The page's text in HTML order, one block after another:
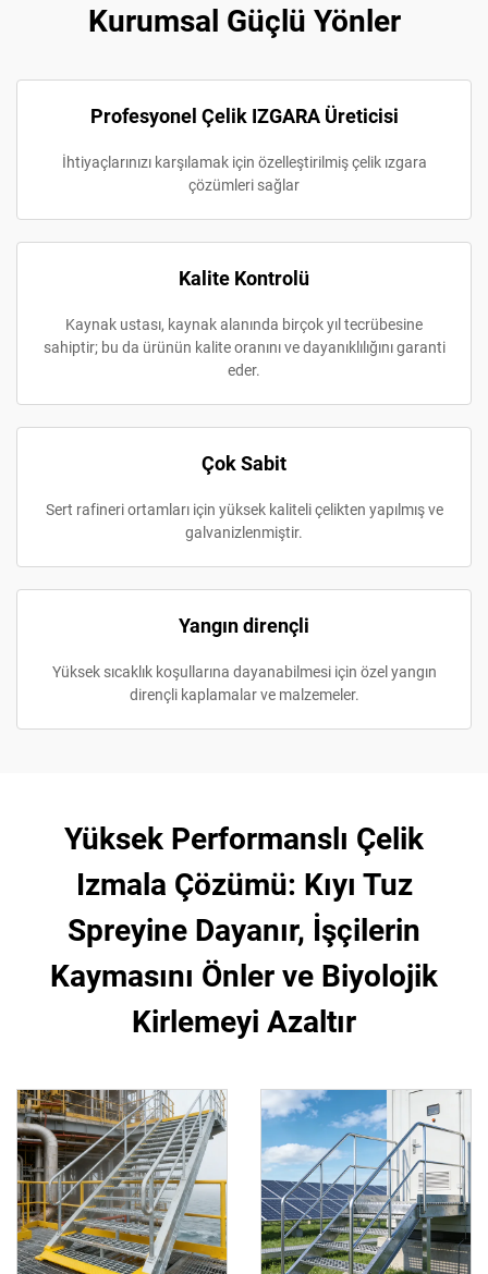
Kurumsal Güçlü Yönler
Profesyonel Çelik IZGARA Üreticisi
İhtiyaçlarınızı karşılamak için özelleştirilmiş çelik ızgara
çözümleri sağlar
Kalite Kontrolü
Kaynak ustası, kaynak alanında birçok yıl tecrübesine
sahiptir; bu da ürünün kalite oranını ve dayanıklılığını garanti
eder.
Çok Sabit
Sert rafineri ortamları için yüksek kaliteli çelikten yapılmış ve
galvanizlenmiştir.
Yangın dirençli
Yüksek sıcaklık koşullarına dayanabilmesi için özel yangın
dirençli kaplamalar ve malzemeler.
Yüksek Performanslı Çelik
Izmala Çözümü: Kıyı Tuz
Spreyine Dayanır, İşçilerin
Kaymasını Önler ve Biyolojik
Kirlemeyi Azaltır